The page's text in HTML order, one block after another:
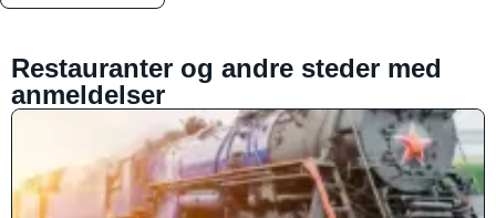
Restauranter og andre steder med
anmeldelser